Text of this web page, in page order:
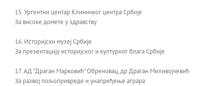
15. Ургентни центар Клиничког центра Србије
За високе домете у здравству
16. Историјски музеј Србије
За презентацију историјског и културног блага Србије
17. АД “Драган Марковић” Обреновац, др Драган Миливојчевић
За развој пољопривреде и унапређење аграра